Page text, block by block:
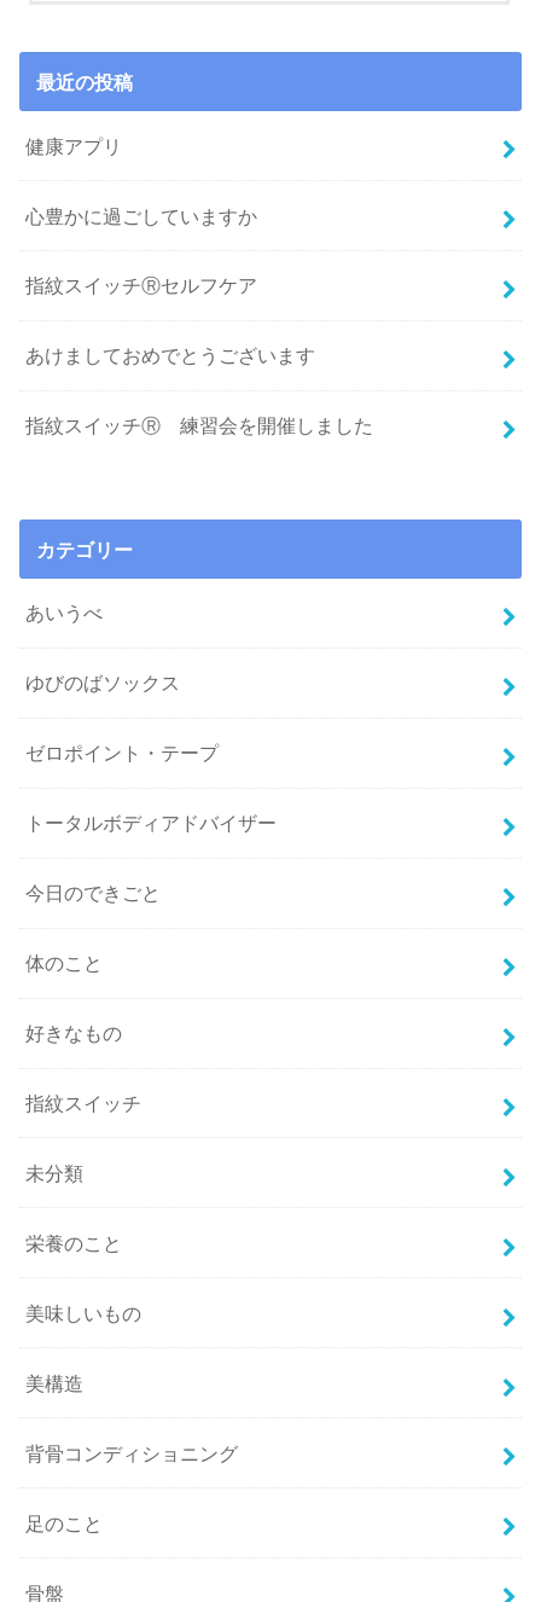
最近の投稿
健康アプリ
心豊かに過ごしていますか
指紋スイッチⓇセルフケア
あけましておめでとうございます
指紋スイッチⓇ 練習会を開催しました
カテゴリー
あいうべ
ゆびのばソックス
ゼロポイント・テープ
トータルボディアドバイザー
今日のできごと
体のこと
好きなもの
指紋スイッチ
未分類
栄養のこと
美味しいもの
美構造
背骨コンディショニング
足のこと
骨盤